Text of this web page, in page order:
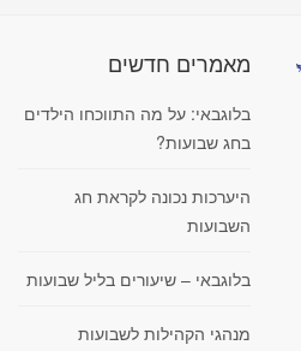
מאמרים חדשים
בלוגבאי: על מה התווכחו הילדים
בחג שבועות?
היערכות נכונה לקראת חג
השבועות
בלוגבאי – שיעורים בליל שבועות
מנהגי הקהילות לשבועות